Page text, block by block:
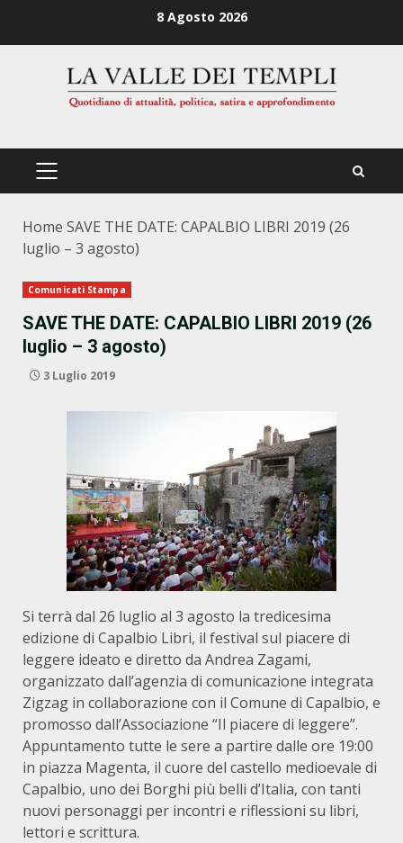
8 Agosto 2026
PRIMÄRES
Home SAVE THE DATE: CAPALBIO LIBRI 2019 (26
luglio – 3 agosto)
Comunicati Stampa
SAVE THE DATE: CAPALBIO LIBRI 2019 (26
luglio – 3 agosto)
3 Luglio 2019
Si terrà dal 26 luglio al 3 agosto la tredicesima
edizione di Capalbio Libri, il festival sul piacere di
leggere ideato e diretto da Andrea Zagami,
organizzato dall’agenzia di comunicazione integrata
Zigzag in collaborazione con il Comune di Capalbio, e
promosso dall’Associazione “Il piacere di leggere”.
Appuntamento tutte le sere a partire dalle ore 19:00
in piazza Magenta, il cuore del castello medioevale di
Capalbio, uno dei Borghi più belli d’Italia, con tanti
nuovi personaggi per incontri e riflessioni su libri,
lettori e scrittura.